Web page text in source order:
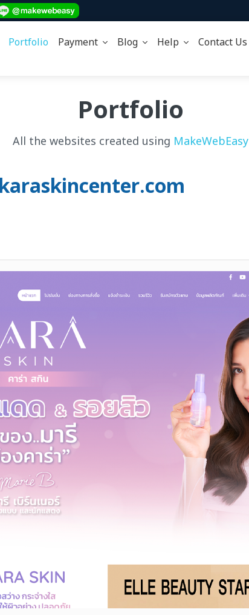
Portfolio Payment Blog Help Contact Us
Portfolio
All the websites created using MakeWebEasy
karaskincenter.com